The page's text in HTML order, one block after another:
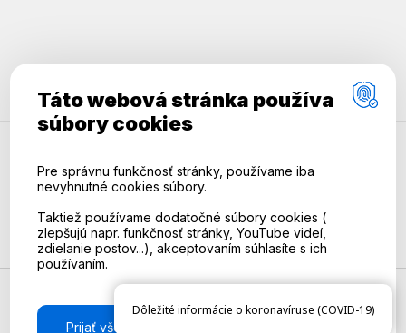
RSS
Mapa stránok
Prístupnosť
Ochrana súkromia
Technický prevádzkovateľ:
Táto webová stránka používa
súbory cookies
Pre správnu funkčnosť stránky, používame iba
nevyhnutné cookies súbory.
Taktiež používame dodatočné súbory cookies (
zlepšujú napr. funkčnosť stránky, YouTube videí,
zdielanie postov...), akceptovaním súhlasíte s ich
používaním.
Prijať všetko
Dôležité informácie o koronavíruse (COVID-19)